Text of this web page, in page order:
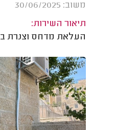
משוב: 30/06/2025
תיאור השירות:
העלאת מדחס וצנרת ב4 מטר מהרצפה.